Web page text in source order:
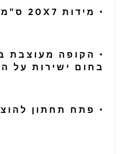
• מידות 20X7 ס"מ.
• הקופה מעוצבת
בחום ישירות על
• פתח תחתון